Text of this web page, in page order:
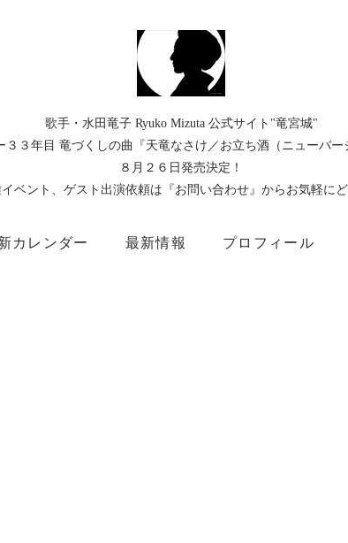
歌手・水田竜子 Ryuko Mizuta 公式サイト"竜宮城"
３３年目 竜づくしの曲『天竜なさけ／お立ち酒（ニューバー
８月２６日発売決定！
ベント、ゲスト出演依頼は『お問い合わせ』からお気軽にど
カレンダー 最新情報 プロフィール